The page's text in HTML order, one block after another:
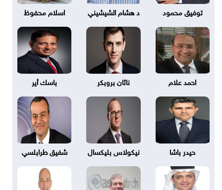
توفيق محمود د هشام الشيشيني اسلام محفوظ
احمد علام ناثان بروبكر باسك أير
حيدر باشا نيكولاس بليكسال شفيق طرابلسي